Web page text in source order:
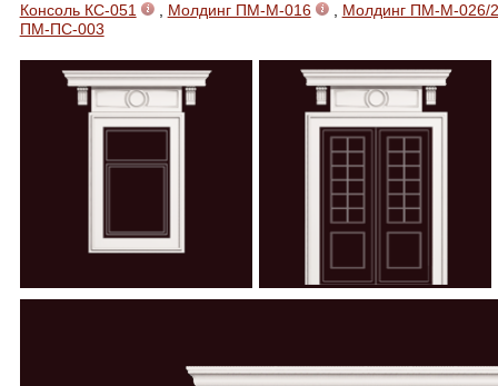
Консоль КС-051 Молдинг ПМ-М-016
Молдинг ПМ-М-026/
ПМ-ПС-003